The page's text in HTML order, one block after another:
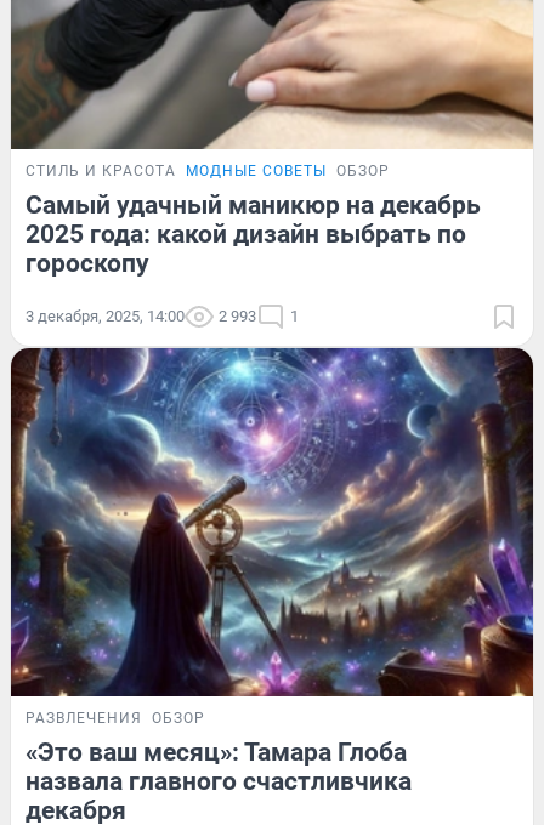
СТИЛЬ И КРАСОТА МОДНЫЕ СОВЕТЫ ОБЗОР
Самый удачный маникюр на декабрь
2025 года: какой дизайн выбрать по
гороскопу
3 декабря, 2025, 14:00 2 993 1
РАЗВЛЕЧЕНИЯ ОБЗОР
«Это ваш месяц»: Тамара Глоба
назвала главного счастливчика
декабря